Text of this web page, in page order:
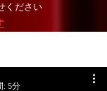
ください
: 5分